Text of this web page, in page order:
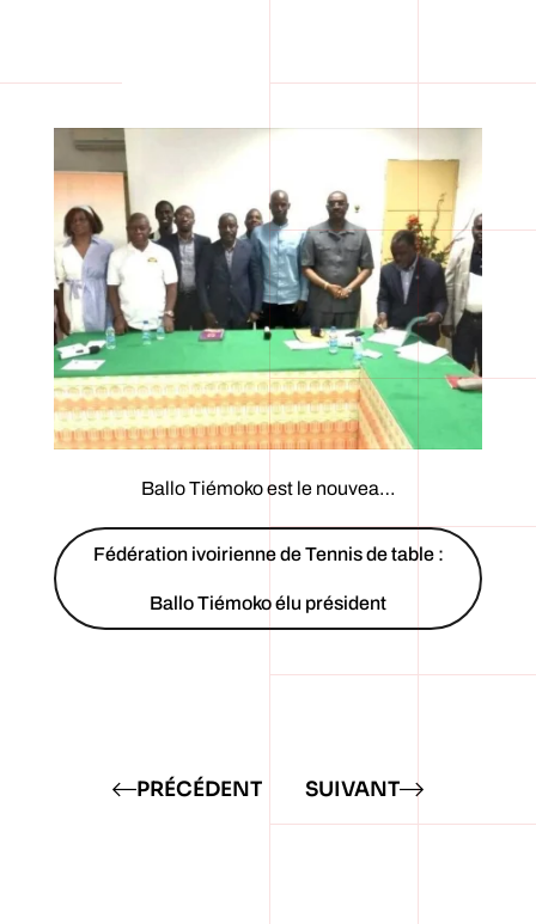
Ballo Tiémoko est le nouvea…
Fédération ivoirienne de Tennis de table :
Ballo Tiémoko élu président
PRÉCÉDENT SUIVANT